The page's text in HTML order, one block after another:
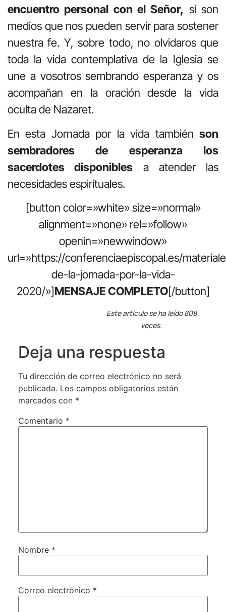
encuentro personal con el Señor, sí son
medios que nos pueden servir para sostener
nuestra fe. Y, sobre todo, no olvidaros que
toda la vida contemplativa de la Iglesia se
une a vosotros sembrando esperanza y os
acompañan en la oración desde la vida
oculta de Nazaret.
En esta Jornada por la vida también son
sembradores de esperanza los
sacerdotes disponibles a atender las
necesidades espirituales.
[button color=»white» size=»normal»
alignment=»none» rel=»follow»
openin=»newwindow»
url=»https://conferenciaepiscopal.es/
de-la-jornada-por-la-vida-
2020/»]MENSAJE COMPLETO[/button]
Este artículo se ha leído 808
veces.
Deja una respuesta
Tu dirección de correo electrónico no será
publicada. Los campos obligatorios están
marcados con *
Comentario *
Nombre *
Correo electrónico *